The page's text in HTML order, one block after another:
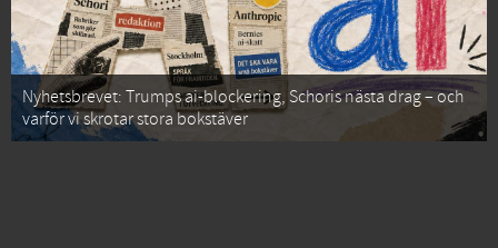
Nyhetsbrevet: Trumps ai-blockering, Schoris nästa drag – och
varför vi skrotar stora bokstäver